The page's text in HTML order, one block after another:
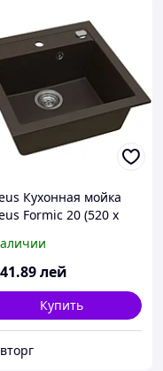
Кухонная мойка
Formic 20 (520 x
.89лей
Купить